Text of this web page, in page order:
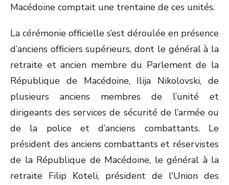
Macédoine comptait une trentaine de ces unités.
La cérémonie officielle s’est déroulée en présence
d’anciens officiers supérieurs, dont le général à la
retraite et ancien membre du Parlement de la
République de Macédoine, Ilija Nikolovski, de
plusieurs anciens membres de l’unité et
dirigeants des services de sécurité de l’armée ou
de la police et d’anciens combattants. Le
président des anciens combattants et réservistes
de la République de Macédoine, le général à la
retraite Filip Koteli, président de l'Union des